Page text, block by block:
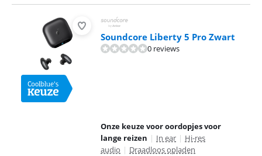
Soundcore Liberty 5 Pro Zwart
0 reviews
Onze keuze voor oordopjes voor
lange reizen | In ear | Hi-res
audio | Draadloos opladen